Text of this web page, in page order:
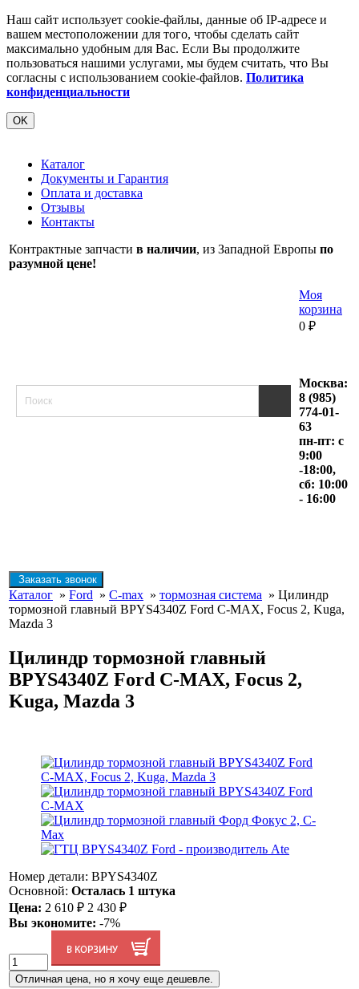
Наш сайт использует cookie-файлы, данные об IP-адресе и
вашем местоположении для того, чтобы сделать сайт
максимально удобным для Вас. Если Вы продолжите
пользоваться нашими услугами, мы будем считать, что Вы
согласны с использованием cookie-файлов. Политика
конфиденциальности
OK
Каталог
Документы и Гарантия
Оплата и доставка
Отзывы
Контакты
Контрактные запчасти в наличии, из Западной Европы по
разумной цене!
Моя
корзина
0 ₽
Москва:
8 (985)
774-01-
63
пн-пт: с
9:00
-18:00,
сб: 10:00
- 16:00
Заказать звонок
Каталог » Ford » C-max » тормозная система » Цилиндр
тормозной главный BPYS4340Z Ford C-MAX, Focus 2, Kuga,
Mazda 3
Цилиндр тормозной главный
BPYS4340Z Ford C-MAX, Focus 2,
Kuga, Mazda 3
Номер детали: BPYS4340Z
Основной: Осталась 1 штука
Цена: 2 610 ₽ 2 430 ₽
Вы экономите: -7%
Отличная цена, но я хочу еще дешевле.